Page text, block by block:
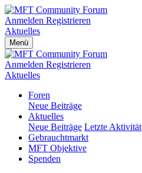
Anmelden Registrieren
Aktuelles
Menü
Anmelden Registrieren
Aktuelles
Foren
Neue Beiträge
Aktuelles
Neue Beiträge Letzte Aktivität
Gebrauchtmarkt
MFT Objektive
Spenden